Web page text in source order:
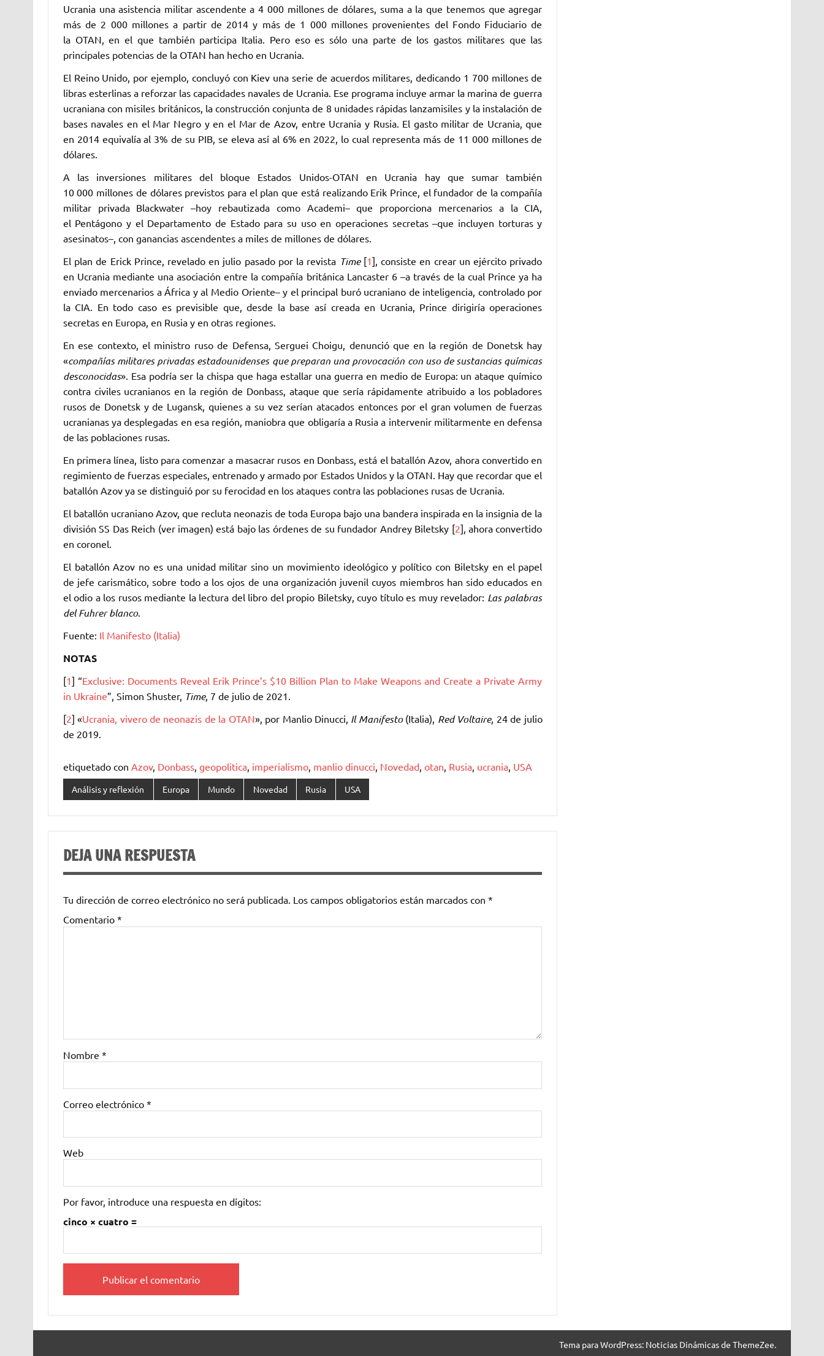
Ucrania una asistencia militar ascendente a 4 000 millones de ‎dólares, suma a la que tenemos que agregar
más de 2 000 millones a partir de 2014 y más de ‎‎1 000 millones provenientes del Fondo Fiduciario de
la OTAN, en el que también participa Italia. ‎Pero eso es sólo una parte de los gastos militares que las
principales potencias de la OTAN han ‎hecho en Ucrania. ‎
El Reino Unido, por ejemplo, concluyó con Kiev una serie de acuerdos militares, dedicando ‎‎1 700 millones de
libras esterlinas a reforzar las capacidades navales de Ucrania. Ese programa ‎incluye armar la marina de guerra
ucraniana con misiles británicos, la construcción conjunta de ‎‎8 unidades rápidas lanzamisiles y la instalación de
bases navales en el Mar Negro y en el Mar ‎de Azov, entre Ucrania y Rusia. El gasto militar de Ucrania, que
en 2014 equivalía al 3% de ‎su PIB, se eleva así al 6% en 2022, lo cual representa más de 11 000 millones de
dólares. ‎
A las inversiones militares del bloque Estados Unidos-OTAN en Ucrania hay que sumar también
‎‎10 000 millones de dólares previstos para el plan que está realizando Erik Prince, el fundador de ‎la compañía
militar privada Blackwater –hoy rebautizada como Academi– que proporciona ‎mercenarios a la CIA,
el Pentágono y el Departamento de Estado para su uso en operaciones ‎secretas –que incluyen torturas y
asesinatos–, con ganancias ascendentes a miles de millones de dólares. ‎
El plan de Erick Prince, revelado en julio pasado por la revista Time[1], consiste en crear un ejército privado
en Ucrania mediante una asociación entre la ‎compañía británica Lancaster 6 –a través de la cual Prince ya ha
enviado mercenarios a África y ‎al Medio Oriente– y el principal buró ucraniano de inteligencia, controlado por
la CIA. En todo ‎caso es previsible que, desde la base así creada en Ucrania, Prince dirigiría operaciones
secretas ‎en Europa, en Rusia y en otras regiones. ‎
En ese contexto, el ministro ruso de Defensa, Serguei Choigu, denunció que en la región de ‎Donetsk hay
«compañías militares privadas estadounidenses que preparan una provocación con ‎uso de sustancias químicas
desconocidas». Esa podría ser la chispa que haga estallar una guerra ‎en medio de Europa: un ataque químico
contra civiles ucranianos en la región de Donbass, ‎ataque que sería rápidamente atribuido a los pobladores
rusos de Donetsk y de Lugansk, quienes ‎a su vez serían atacados entonces por el gran volumen de fuerzas
ucranianas ya desplegadas en ‎esa región, maniobra que obligaría a Rusia a intervenir militarmente en defensa
de las ‎poblaciones rusas. ‎
En primera línea, listo para comenzar a masacrar rusos en Donbass, está el batallón Azov, ahora ‎convertido en
regimiento de fuerzas especiales, entrenado y armado por Estados Unidos y ‎la OTAN. Hay que recordar que el
batallón Azov ya se distinguió por su ferocidad en los ataques ‎contra las poblaciones rusas de Ucrania. ‎
El batallón ucraniano Azov, que recluta neonazis de toda Europa bajo una bandera inspirada en la insignia de la
división SS Das Reich (ver imagen) está bajo las órdenes de su fundador Andrey ‎Biletsky [2], ahora convertido
en coronel. ‎
El batallón Azov no es una unidad militar sino un movimiento ideológico y político con Biletsky ‎en el papel
de jefe carismático, sobre todo a los ojos de una organización juvenil cuyos miembros ‎han sido educados en
el odio a los rusos mediante la lectura del libro del propio Biletsky, cuyo título es muy revelador: Las palabras
del Fuhrer blanco.
‎Fuente: Il Manifesto (Italia)
NOTAS
[1] “Exclusive: Documents ‎Reveal Erik Prince’s $10 Billion Plan to Make Weapons and Create a Private Army
in Ukraine”, Simon Shuster, Time, 7 de julio ‎de 2021.
[2] «Ucrania, vivero de neonazis de la OTAN», por Manlio Dinucci, ‎‎ Il Manifesto(Italia), Red Voltaire, 24 de julio
de 2019.
etiquetado con Azov, Donbass, geopolitica, imperialismo, manlio dinucci Novedad, otan Rusia, ucrania, USA
Análisis y reflexión Europa Mundo Novedad Rusia USA
DEJA UNA RESPUESTA
Tu dirección de correo electrónico no será publicada. Los campos obligatorios están marcados con *
Comentario *
Nombre *
Correo electrónico *
Web
Por favor, introduce una respuesta en dígitos:
cinco × cuatro =
Tema para WordPress: Noticias Dinámicas de ThemeZee.